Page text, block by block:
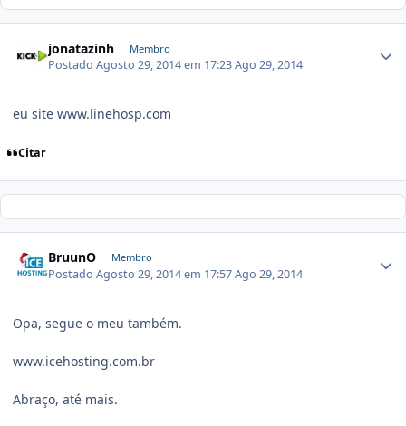
jonatazinh Membro
PostadoAgosto 29, 2014 em 17:23Ago 29, 2014
eu site www.linehosp.com
Citar
BruunO Membro
PostadoAgosto 29, 2014 em 17:57Ago 29, 2014
Opa, segue o meu também.
www.icehosting.com.br
Abraço, até mais.